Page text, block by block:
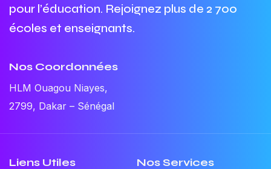
pour l’éducation. Rejoignez plus de 2 700
écoles et enseignants.
Nos Coordonnées
HLM Ouagou Niayes,
2799, Dakar – Sénégal
Liens Utiles Nos Services